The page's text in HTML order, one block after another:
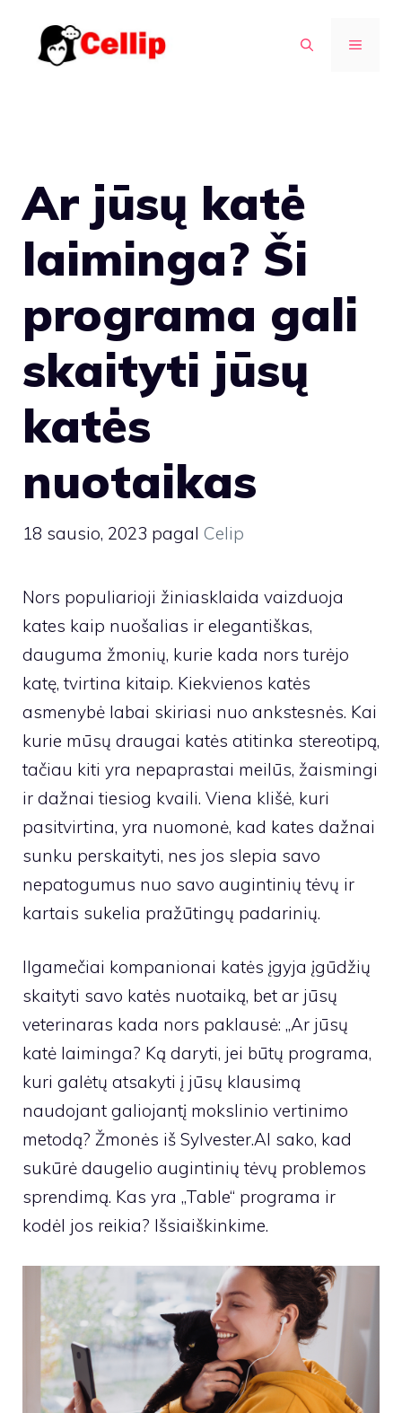
turinio
MENIU
Ar jūsų katė
laiminga? Ši
programa gali
skaityti jūsų
katės
nuotaikas
18 sausio, 2023 pagal Celip
Nors populiarioji žiniasklaida vaizduoja
kates kaip nuošalias ir elegantiškas,
dauguma žmonių, kurie kada nors turėjo
katę, tvirtina kitaip. Kiekvienos katės
asmenybė labai skiriasi nuo ankstesnės. Kai
kurie mūsų draugai katės atitinka stereotipą,
tačiau kiti yra nepaprastai meilūs, žaismingi
ir dažnai tiesiog kvaili. Viena klišė, kuri
pasitvirtina, yra nuomonė, kad kates dažnai
sunku perskaityti, nes jos slepia savo
nepatogumus nuo savo augintinių tėvų ir
kartais sukelia pražūtingų padarinių.
Ilgamečiai kompanionai katės įgyja įgūdžių
skaityti savo katės nuotaiką, bet ar jūsų
veterinaras kada nors paklausė: „Ar jūsų
katė laiminga? Ką daryti, jei būtų programa,
kuri galėtų atsakyti į jūsų klausimą
naudojant galiojantį mokslinio vertinimo
metodą? Žmonės iš Sylvester.AI sako, kad
sukūrė daugelio augintinių tėvų problemos
sprendimą. Kas yra „Table“ programa ir
kodėl jos reikia? Išsiaiškinkime.